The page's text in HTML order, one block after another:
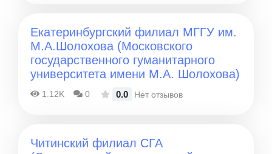
Екатеринбургский филиал МГГУ им.
М.А.Шолохова (Московского
государственного гуманитарного
университета имени М.А. Шолохова)
1.12K 0 0.0 Нет отзывов
Читинский филиал СГА